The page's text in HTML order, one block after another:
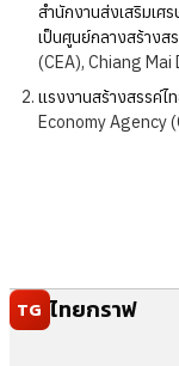
สำนักงานส่งเสริมเศ
เป็นศูนย์กลางสร้างส
(CEA), Chiang
แรงงานสร้างสรรค์ไ
Economy Agency
TG ไทยกราฟ